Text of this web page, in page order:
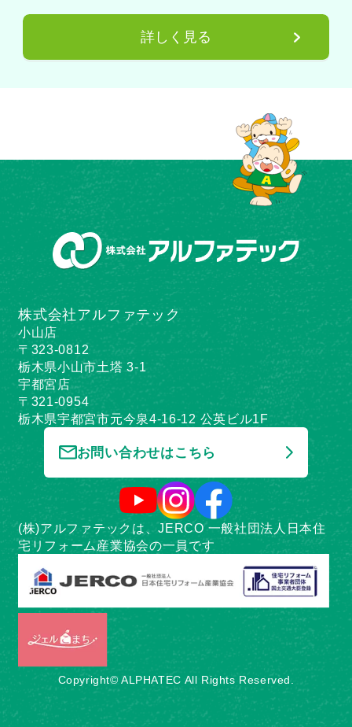
詳しく見る
株式会社アルファテック
小山店
〒323-0812
栃木県小山市土塔 3-1
宇都宮店
〒321-0954
栃木県宇都宮市元今泉4-16-12 公英ビル1F
お問い合わせはこちら
(株)アルファテックは、JERCO 一般社団法人日本住
宅リフォーム産業協会の一員です
Copyright© ALPHATEC All Rights Reserved.